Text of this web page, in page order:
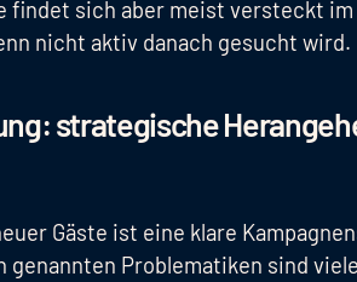
findet sich aber meist versteckt
nicht aktiv danach gesucht wird.
strategische
Gäste ist eine klare
genannten Problematiken sind